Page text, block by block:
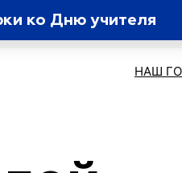
ко Дню учителя
НАШ